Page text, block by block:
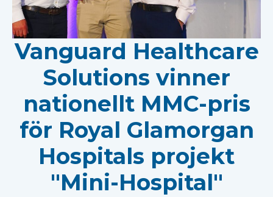
Vanguard Healthcare
Solutions vinner
nationellt MMC-pris
för Royal Glamorgan
Hospitals projekt
"Mini-Hospital"